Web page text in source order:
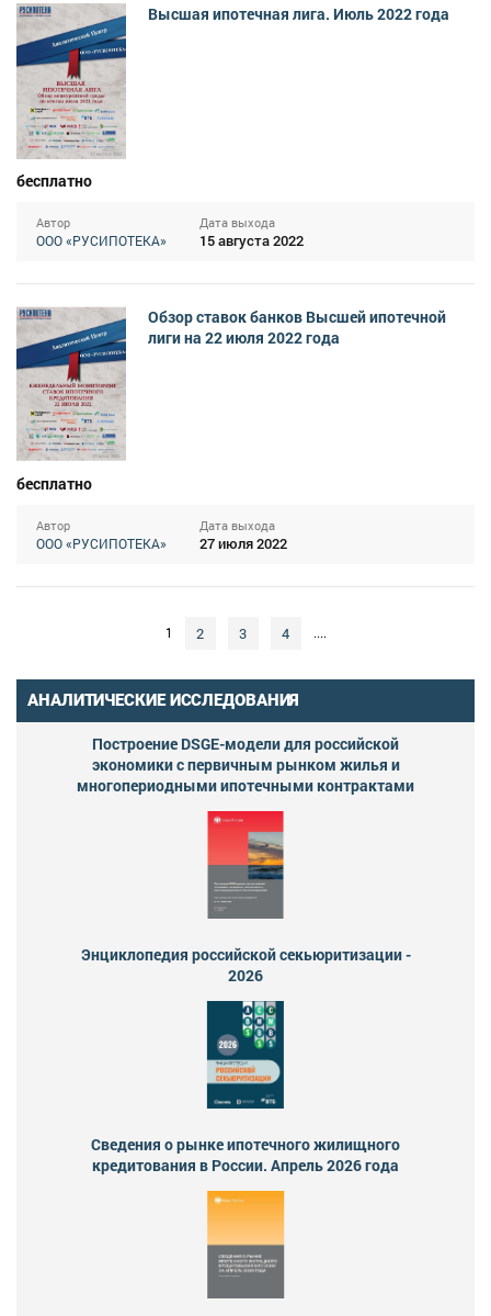
Высшая ипотечная лига. Июль 2022 года
бесплатно
Автор
ООО «РУСИПОТЕКА»
Дата выхода
15 августа 2022
Обзор ставок банков Высшей ипотечной
лиги на 22 июля 2022 года
бесплатно
Автор
ООО «РУСИПОТЕКА»
Дата выхода
27 июля 2022
1 2 3 4 ....
АНАЛИТИЧЕСКИЕ ИССЛЕДОВАНИЯ
Построение DSGE-модели для российской
экономики с первичным рынком жилья и
многопериодными ипотечными контрактами
Энциклопедия российской секьюритизации -
2026
Сведения о рынке ипотечного жилищного
кредитования в России. Апрель 2026 года